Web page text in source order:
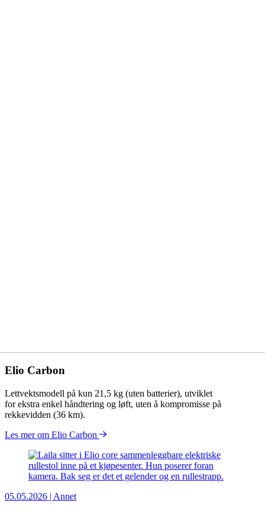
Elio Carbon
Lettvektsmodell på kun 21,5 kg (uten batterier), utviklet
for ekstra enkel håndtering og løft, uten å kompromisse på
rekkevidden (36 km).
Les mer om Elio Carbon
05.05.2026 | Annet